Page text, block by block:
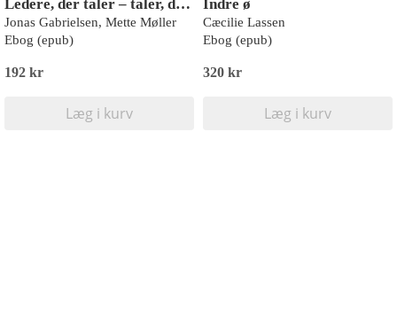
Ledere, der taler – taler, der leder
Jonas Gabrielsen, Mette Møller
Ebog (epub)
192 kr
Læg i kurv
Indre ø
Cæcilie Lassen
Ebog (epub)
320 kr
Læg i kurv